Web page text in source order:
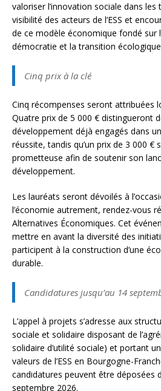
valoriser l’innovation sociale dans
visibilité des acteurs de l’ESS et
de ce modèle économique fondé sur
démocratie et la transition
Cinq prix à la clé
Cinq récompenses seront attribuées
Quatre prix de 5 000 € distingueront
développement déjà engagés dans
réussite, tandis qu’un prix de 3 000 €
prometteuse afin de soutenir son
développement.
Les lauréats seront dévoilés à
l’économie autrement, rendez-vous
Alternatives Économiques. Cet
mettre en avant la diversité des
participent à la construction d’une
durable.
Candidatures jusqu’au 14
L’appel à projets s’adresse aux
sociale et solidaire disposant de
solidaire d’utilité sociale) et portant
valeurs de l’ESS en Bourgogne-
candidatures peuvent être déposées
septembre 2026.